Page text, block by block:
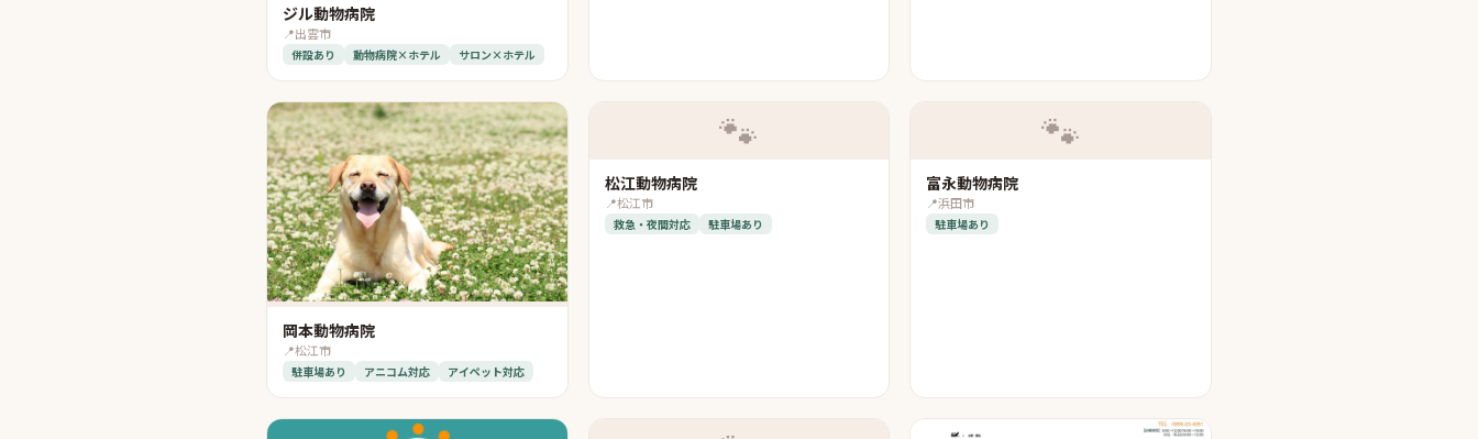
ジル動物病院
📍出雲市
併設あり 動物病院×ホテル サロン×ホテル
岡本動物病院
📍松江市
駐車場あり アニコム対応 アイペット対応
🐾
松江動物病院
📍松江市
救急・夜間対応 駐車場あり
🐾
富永動物病院
📍浜田市
駐車場あり